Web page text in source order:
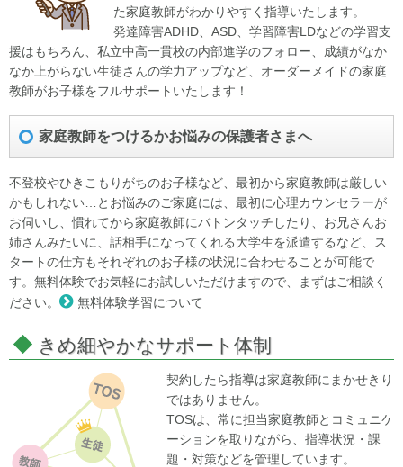
た家庭教師がわかりやすく指導いたします。
発達障害ADHD、ASD、学習障害LDなどの学習支
援はもちろん、私立中高一貫校の内部進学のフォロー、成績がなか
なか上がらない生徒さんの学力アップなど、オーダーメイドの家庭
教師がお子様をフルサポートいたします！
家庭教師をつけるかお悩みの保護者さまへ
不登校やひきこもりがちのお子様など、最初から家庭教師は厳しい
かもしれない…とお悩みのご家庭には、最初に心理カウンセラーが
お伺いし、慣れてから家庭教師にバトンタッチしたり、お兄さんお
姉さんみたいに、話相手になってくれる大学生を派遣するなど、ス
タートの仕方もそれぞれのお子様の状況に合わせることが可能で
す。無料体験でお気軽にお試しいただけますので、まずはご相談く
ださい。
無料体験学習について
きめ細やかなサポート体制
契約したら指導は家庭教師にまかせきり
ではありません。
TOSは、常に担当家庭教師とコミュニケ
ーションを取りながら、指導状況・課
題・対策などを管理しています。